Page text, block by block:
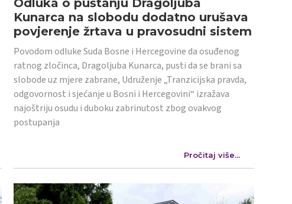
Kunarca na slobodu dodatno urušava
povjerenje žrtava u pravosudni sistem
Povodom odluke Suda Bosne i Hercegovine da osuđenog
ratnog zločinca, Dragoljuba Kunarca, pusti da se brani sa
slobode uz mjere zabrane, Udruženje „Tranzicijska pravda,
odgovornost i sjećanje u Bosni i Hercegovini“ izražava
najoštriju osudu i duboku zabrinutost zbog ovakvog
postupanja
Pročitaj više...